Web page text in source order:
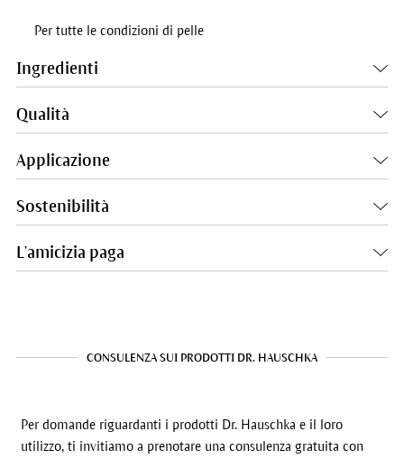
Per tutte le condizioni di pelle
Ingredienti
Qualità
Applicazione
Sostenibilità
L'amicizia paga
CONSULENZA SUI PRODOTTI DR. HAUSCHKA
Per domande riguardanti i prodotti Dr. Hauschka e il loro
utilizzo, ti invitiamo a prenotare una consulenza gratuita con